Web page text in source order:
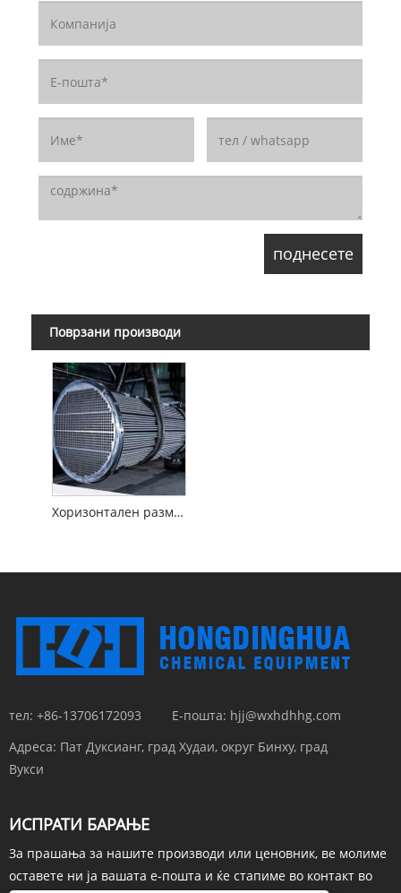
Поврзани производи
Хоризонтален разменувач на топлина од школка и цевка
тел: +86-13706172093 Е-пошта: hjj@wxhdhhg.com
Адреса: Пат Дуксианг, град Худаи, округ Бинху, град
Вукси
ИСПРАТИ БАРАЊЕ
За прашања за нашите производи или ценовник, ве молиме
оставете ни ја вашата е-пошта и ќе стапиме во контакт во